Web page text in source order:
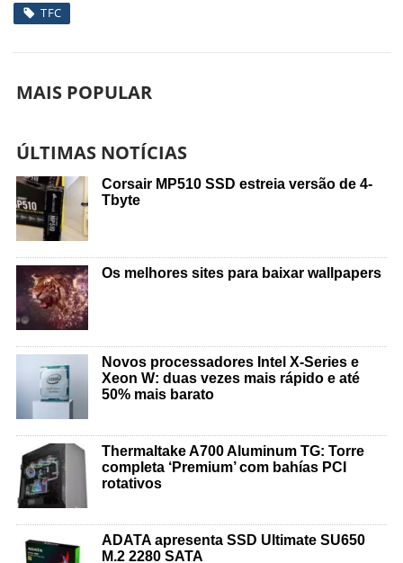
TFC
MAIS POPULAR
ÚLTIMAS NOTÍCIAS
Corsair MP510 SSD estreia versão de 4-
Tbyte
Os melhores sites para baixar wallpapers
Novos processadores Intel X-Series e
Xeon W: duas vezes mais rápido e até
50% mais barato
Thermaltake A700 Aluminum TG: Torre
completa ‘Premium’ com bahías PCI
rotativos
ADATA apresenta SSD Ultimate SU650
M.2 2280 SATA